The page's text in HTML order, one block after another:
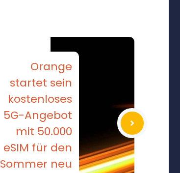
Orange
startet sein
kostenloses
5G-Angebot
mit 50.000
eSIM für den
Sommer neu